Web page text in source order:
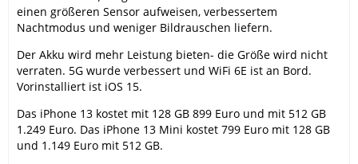
einen größeren Sensor aufweisen, verbessertem
Nachtmodus und weniger Bildrauschen liefern.
Der Akku wird mehr Leistung bieten- die Größe wird nicht
verraten. 5G wurde verbessert und WiFi 6E ist an Bord.
Vorinstalliert ist iOS 15.
Das iPhone 13 kostet mit 128 GB 899 Euro und mit 512 GB
1.249 Euro. Das iPhone 13 Mini kostet 799 Euro mit 128 GB
und 1.149 Euro mit 512 GB.